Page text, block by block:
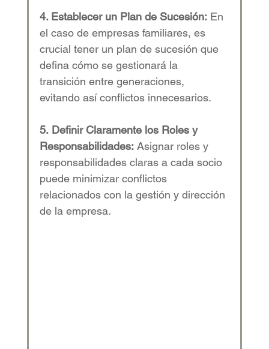
4. Establecer un Plan de Sucesión: En
el caso de empresas familiares, es
crucial tener un plan de sucesión que
defina cómo se gestionará la
transición entre generaciones,
evitando así conflictos innecesarios.
5. Definir Claramente los Roles y
Responsabilidades: Asignar roles y
responsabilidades claras a cada socio
puede minimizar conflictos
relacionados con la gestión y dirección
de la empresa.